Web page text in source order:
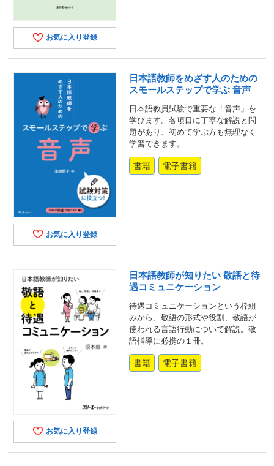
お気に入り登録
お気に入り登録
日本語教師をめざす人のための
スモールステップで学ぶ 音声
日本語教員試験で重要な「音声」を
学びます。各項目に丁寧な解説と問
題があり、初めて学ぶ方も無理なく
学習できます。
書籍 電子書籍
お気に入り登録
日本語教師が知りたい 敬語と待
遇コミュニケーション
待遇コミュニケーションという枠組
みから、敬語の形式や役割、敬語が
使われる言語行動について解説。敬
語指導に必携の１冊。
書籍 電子書籍